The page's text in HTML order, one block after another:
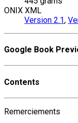
ONIX XML
Version 2.1,
Google Book
Contents
Remerciements